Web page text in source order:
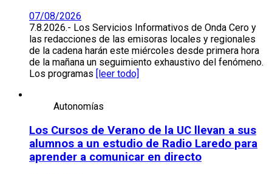
07/08/2026
7.8.2026.- Los Servicios Informativos de Onda Cero y
las redacciones de las emisoras locales y regionales
de la cadena harán este miércoles desde primera hora
de la mañana un seguimiento exhaustivo del fenómeno.
Los programas [leer todo]
Autonomías
Los Cursos de Verano de la UC llevan a sus
alumnos a un estudio de Radio Laredo para
aprender a comunicar en directo